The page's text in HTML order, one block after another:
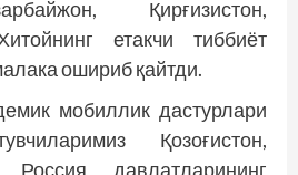
Қирғизистон,
етакчи тиббиёт
ошириб қайтди.
мобиллик дастурлари
Қозоғистон,
давлатларининг